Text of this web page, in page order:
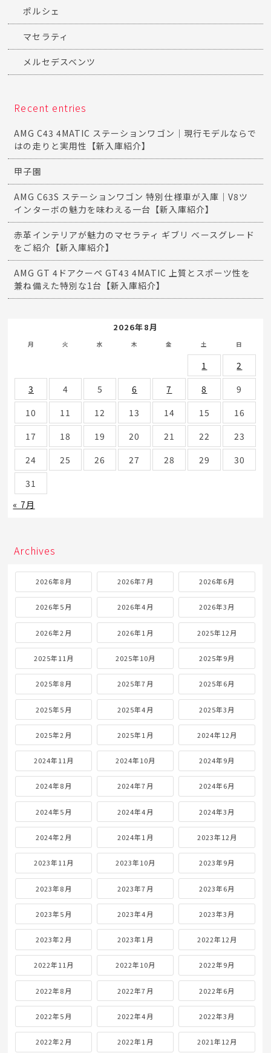
ポルシェ
マセラティ
メルセデスベンツ
Recent entries
AMG C43 4MATIC ステーションワゴン｜現行モデルならで
はの走りと実用性【新入庫紹介】
甲子園
AMG C63S ステーションワゴン 特別仕様車が入庫｜V8ツ
インターボの魅力を味わえる一台【新入庫紹介】
赤革インテリアが魅力のマセラティ ギブリ ベースグレード
をご紹介【新入庫紹介】
AMG GT 4ドアクーペ GT43 4MATIC 上質とスポーツ性を
兼ね備えた特別な1台【新入庫紹介】
2026年8月
月 火 水 木 金 土 日
1
2
3
4 5 6 7 8
9
10
11 12 13 14 15
16
17
18 19 20 21 22
23
24
25 26 27 28 29
30
31
« 7月
Archives
2026年8月 2026年7月 2026年6月
2026年5月 2026年4月 2026年3月
2026年2月 2026年1月 2025年12月
2025年11月 2025年10月 2025年9月
2025年8月 2025年7月 2025年6月
2025年5月 2025年4月 2025年3月
2025年2月 2025年1月 2024年12月
2024年11月 2024年10月 2024年9月
2024年8月 2024年7月 2024年6月
2024年5月 2024年4月 2024年3月
2024年2月 2024年1月 2023年12月
2023年11月 2023年10月 2023年9月
2023年8月 2023年7月 2023年6月
2023年5月 2023年4月 2023年3月
2023年2月 2023年1月 2022年12月
2022年11月 2022年10月 2022年9月
2022年8月 2022年7月 2022年6月
2022年5月 2022年4月 2022年3月
2022年2月 2022年1月 2021年12月